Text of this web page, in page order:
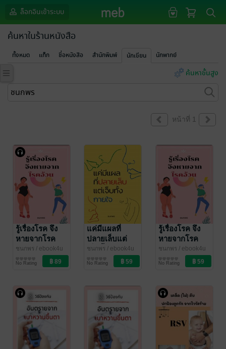
ล็อกอินเข้าระบบ
ค้นหาในร้านหนังสือ
ทั้งหมด แท็ก ชื่อหนังสือ สำนักพิมพ์ นักเขียน นักพากย์
ค้นหาขั้นสูง
หน้าที่ 1
รู้เรื่องโรค จึง
หายจากโรค
อ้วน (หนังสือ
ชนกพร / ebook4u
No Rating
แค่มีแผลที่
ปลายเล็บแต่
เจ็บทั้งกายใจ
ชนกพร / ebook4u
No Rating
รู้เรื่องโรค จึง
หายจากโรค
อ้วน
ชนกพร/ ebook4u
No Rating